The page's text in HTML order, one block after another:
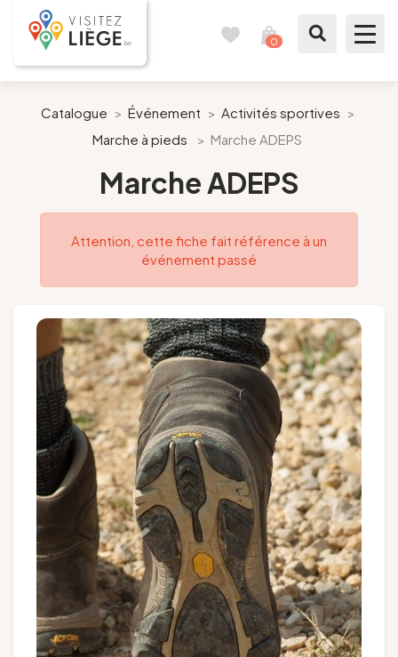
0
Comme un Liégeois
Préparer mon séjour
Nos suggestions
Pays de Liège
Agenda
Suivez-nous
Presse
Groupes et voyagistes
FR EN NL DE
Catalogue > Événement > Activités sportives >
Marche à pieds
> Marche ADEPS
Marche ADEPS
Attention, cette fiche fait référence à un
événement passé